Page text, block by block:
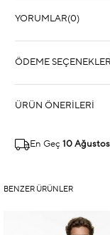
YORUMLAR(0)
ÖDEME SEÇENEKLERI
ÜRÜN ÖNERILERI
En Geç 10 Ağustos
BENZER ÜRÜNLER